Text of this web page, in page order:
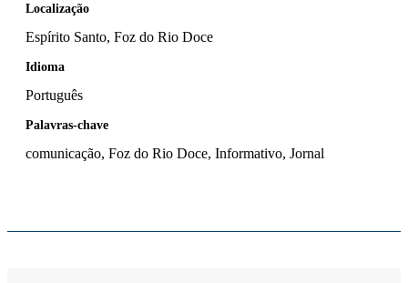
Localização
Espírito Santo, Foz do Rio Doce
Idioma
Português
Palavras-chave
comunicação, Foz do Rio Doce, Informativo, Jornal